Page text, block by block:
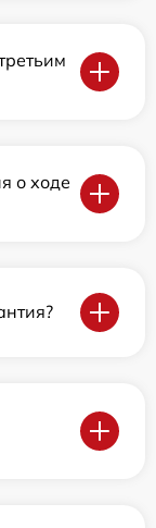
о ходе